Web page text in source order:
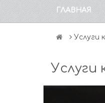
ГЛАВНАЯ
Услуги
Услуги